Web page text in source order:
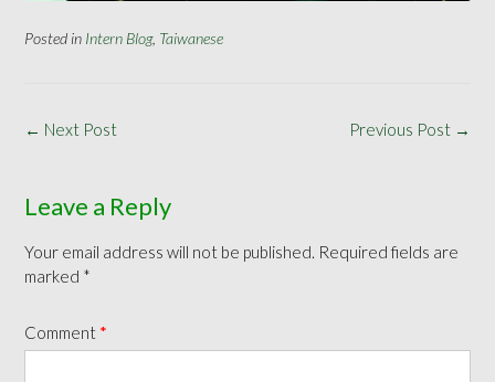
Posted in Intern Blog, Taiwanese
Post
Previous Post →
← Next Post
Leave a Reply
Your email address will not be published. Required fields are
marked *
Comment *